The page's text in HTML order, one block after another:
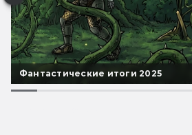
Фантастические итоги 2025